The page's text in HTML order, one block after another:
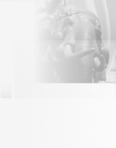
ทรัพยาก
ปีงบปร